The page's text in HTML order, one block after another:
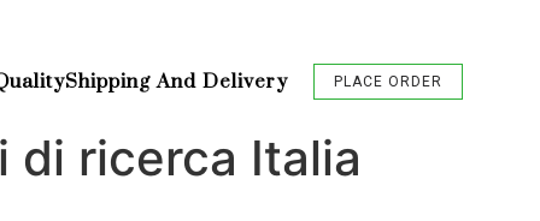
Shipping And Delivery PLACE ORDER
ricerca Italia